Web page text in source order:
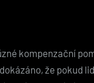
kompenzační
že pokud